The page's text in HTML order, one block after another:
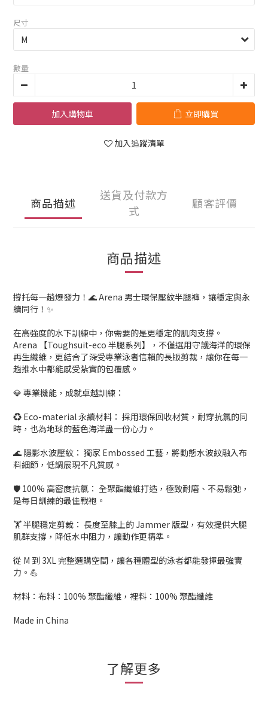
尺寸
數量
加入購物車 立即購買
加入追蹤清單
商品描述
送貨及付款方
式
顧客評價
商品描述
撐托每一趟爆發力！🌊 Arena 男士環保壓紋半腿褲，讓穩定與永
續同行！✨
在高強度的水下訓練中，你需要的是更穩定的肌肉支撐。
Arena 【Toughsuit-eco 半腿系列】，不僅選用守護海洋的環保
再生纖維，更結合了深受專業泳者信賴的長版剪裁，讓你在每一
趟推水中都能感受紮實的包覆感。
💎 專業機能，成就卓越訓練：
♻️ Eco-material 永續材料： 採用環保回收材質，耐穿抗氯的同
時，也為地球的藍色海洋盡一份心力。
🌊 隱影水波壓紋： 獨家 Embossed 工藝，將動態水波紋融入布
料細節，低調展現不凡質感。
🛡️ 100% 高密度抗氯： 全聚酯纖維打造，極致耐磨、不易鬆弛，
是每日訓練的最佳戰袍。
🏋️ 半腿穩定剪裁： 長度至膝上的 Jammer 版型，有效提供大腿
肌群支撐，降低水中阻力，讓動作更精準。
從 M 到 3XL 完整選購空間，讓各種體型的泳者都能發揮最強實
力。💪
材料：布料：100% 聚酯纖維，裡料：100% 聚酯纖維
Made in China
了解更多